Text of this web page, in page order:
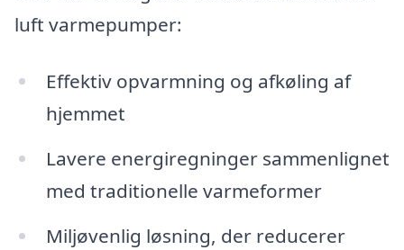
luft varmepumper:
Effektiv opvarmning og afkøling af
hjemmet
Lavere energiregninger sammenlignet
med traditionelle varmeformer
Miljøvenlig løsning, der reducerer